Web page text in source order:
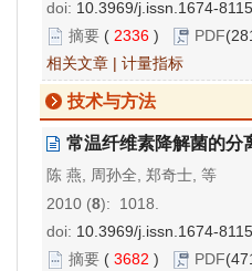
doi: 10.3969/j.issn.1674-
摘要 ( 2336 ) PDF
相关文章 | 计量指标
技术与方法
常温纤维素降解菌的分
陈 燕, 周孙全, 郑奇士, 等
2010 (8): 1018.
doi: 10.3969/j.issn.1674-
摘要 ( 3682 ) PDF